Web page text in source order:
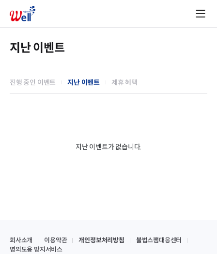
지난 이벤트
진행 중인 이벤트 지난 이벤트 제휴 혜택
지난 이벤트가 없습니다.
회사소개 이용약관 개인정보처리방침
불법스팸대응센터
명의도용 방지서비스